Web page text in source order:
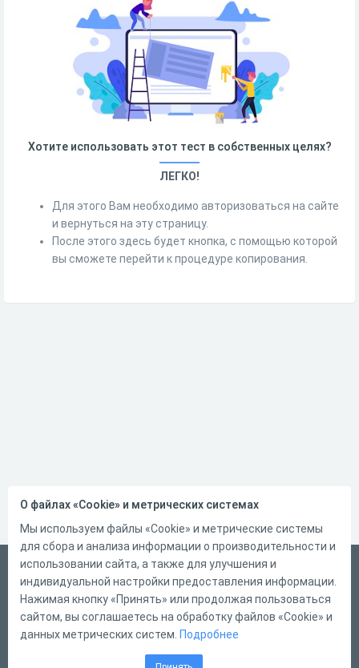
Хотите использовать этот тест в собственных целях?
ЛЕГКО!
Для этого Вам необходимо авторизоваться на сайте
и вернуться на эту страницу.
После этого здесь будет кнопка, с помощью которой
вы сможете перейти к процедуре копирования.
Русский
Справка
Форма обратной связи
О файлах «Cookie» и метрических системах
Мы используем файлы «Cookie» и метрические системы
для сбора и анализа информации о производительности и
использовании сайта, а также для улучшения и
индивидуальной настройки предоставления информации.
Нажимая кнопку «Принять» или продолжая пользоваться
сайтом, вы соглашаетесь на обработку файлов «Cookie» и
данных метрических систем. Подробнее